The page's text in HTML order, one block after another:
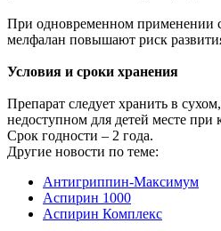
При одновременном применении
мелфалан повышают риск
Условия и сроки хранения
Препарат следует хранить в
недоступном для детей месте при
Срок годности – 2 года.
Другие новости по теме:
Антигриппин-Максимум
Аспирин 1000
Аспирин Комплекс